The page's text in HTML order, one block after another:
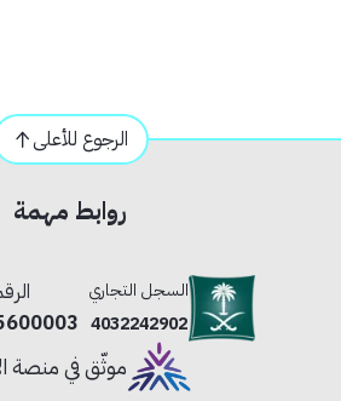
متعددة بأمان وأناقة.
الرجوع للأعلى
روابط مهمة
السجل التجاري
4032242902
موثّق في منصة